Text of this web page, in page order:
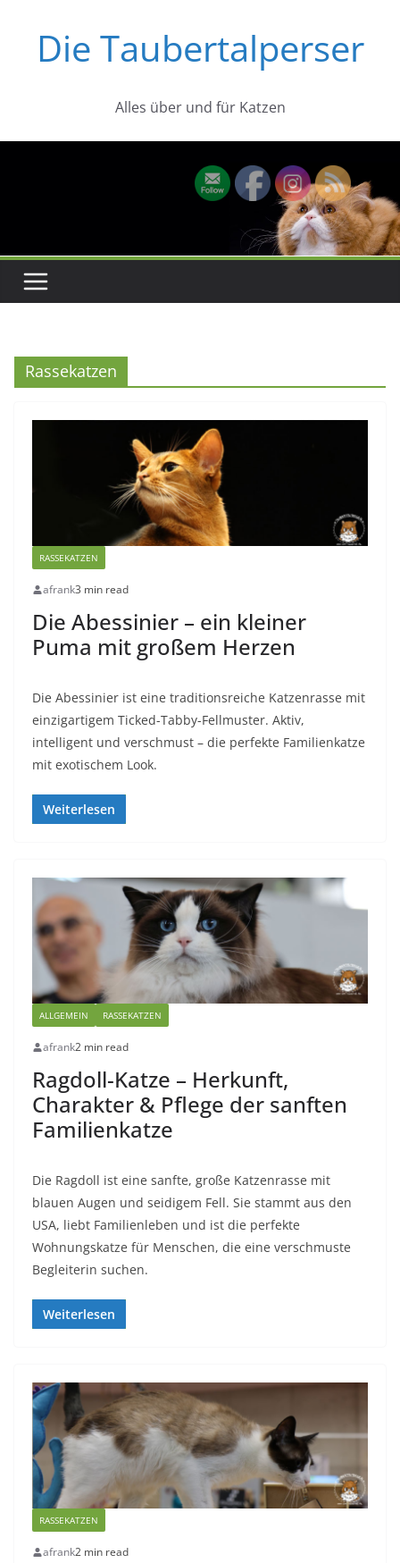
springenDie Taubertalperser
Alles über und für Katzen
Rassekatzen
RASSEKATZEN
afrank3 min read
Die Abessinier – ein kleiner
Puma mit großem Herzen
Die Abessinier ist eine traditionsreiche Katzenrasse mit
einzigartigem Ticked-Tabby-Fellmuster. Aktiv,
intelligent und verschmust – die perfekte Familienkatze
mit exotischem Look.
Weiterlesen
ALLGEMEIN RASSEKATZEN
afrank2 min read
Ragdoll-Katze – Herkunft,
Charakter & Pflege der sanften
Familienkatze
Die Ragdoll ist eine sanfte, große Katzenrasse mit
blauen Augen und seidigem Fell. Sie stammt aus den
USA, liebt Familienleben und ist die perfekte
Wohnungskatze für Menschen, die eine verschmuste
Begleiterin suchen.
Weiterlesen
RASSEKATZEN
afrank2 min read